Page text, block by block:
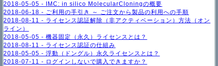
2018-05-05 - IMC: in silico MolecularCloningの概要
2018-06-18 - ご利用の手引き ～ ご注文から製品の利用への手順
2018-08-11 - ライセンス認証解除（非アクティベーション）方法（オン
ライン）
2018-05-05 - 機器固定（永久）ライセンスとは？
2018-08-11 - ライセンス認証の仕組み
2018-05-05 - 浮動（ドングル）永久ライセンスとは？
2018-07-11 - ログインしないで購入できますか？